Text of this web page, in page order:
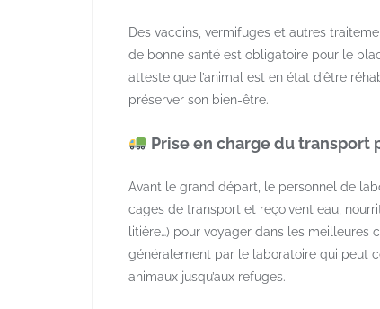
Des vaccins, vermifuges et autres
de bonne santé est obligatoire pour le
atteste que l’animal est en état d’être
préserver son bien-être.
Prise en charge du transport
Avant le grand départ, le personnel de
cages de transport et reçoivent eau,
litière…) pour voyager dans les meilleures
généralement par le laboratoire qui peut
animaux jusqu’aux refuges.